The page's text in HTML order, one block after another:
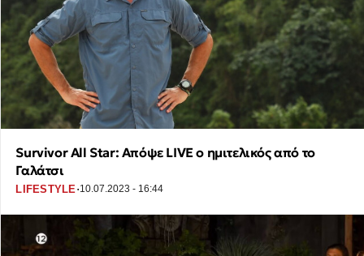
Survivor All Star: Απόψε LIVE ο ημιτελικός από το
Γαλάτσι
LIFESTYLE ·10.07.2023 - 16:44